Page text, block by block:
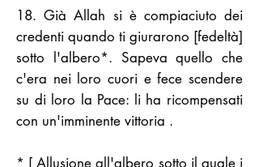
18. Già Allah si è compiaciuto dei
credenti quando ti giurarono [fedeltà]
sotto l'albero*. Sapeva quello che
c'era nei loro cuori e fece scendere
su di loro la Pace: li ha ricompensati
con un'imminente vittoria .
* [ Allusione all'albero sotto il quale i